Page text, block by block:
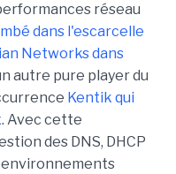
réseau
dans l'escarcelle
Networks dans
autre pure player du
Kentik qui
. Avec cette
des DNS, DHCP
environnements